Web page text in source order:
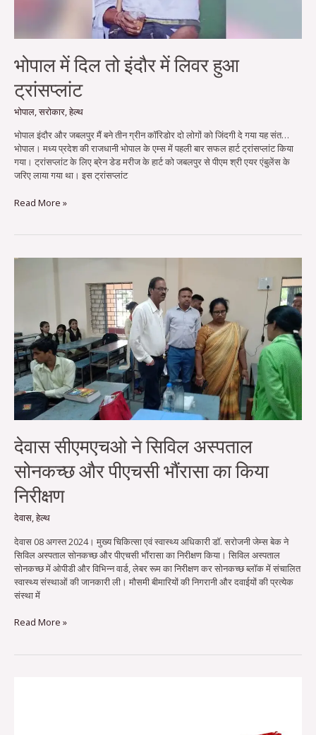
भोपाल में दिल तो इंदौर में लिवर हुआ
ट्रांसप्लांट
भोपाल,सरोकार,हेल्थ
भोपाल इंदौर और जबलपुर मैं बने तीन ग्रीन कॉरिडोर दो लोगों को जिंदगी दे गया यह संत…
भोपाल। मध्य प्रदेश की राजधानी भोपाल के एम्स में पहली बार सफल हार्ट ट्रांसप्लांट किया
गया। ट्रांसप्लांट के लिए ब्रेन डेड मरीज के हार्ट को जबलपुर से पीएम श्री एयर एंबुलेंस के
जरिए लाया गया था। इस ट्रांसप्लांट
Read More »
देवास सीएमएचओ ने सिविल अस्पताल
सोनकच्छ और पीएचसी भौंरासा का किया
निरीक्षण
देवास,हेल्थ
देवास 08 अगस्‍त 2024। मुख्य चिकित्सा एवं स्वास्थ्य अधिकारी डॉ. सरोजनी जेम्स बेक ने
सिविल अस्पताल सोनकच्छ और पीएचसी भौंरासा का निरीक्षण किया। सिविल अस्पताल
सोनकच्छ में ओपीडी और विभिन्न वार्ड, लेबर रूम का निरीक्षण कर सोनकच्‍छ ब्‍लॉक में संचालित
स्वास्थ्य संस्थाओं की जानकारी ली। मौसमी बीमारियों की निगरानी और दवाईयों की प्रत्येक
संस्था में
देवास
सोनकच्छ
और
पीएचसी
भौंरासा
का
किया
निरीक्षण
Read More »